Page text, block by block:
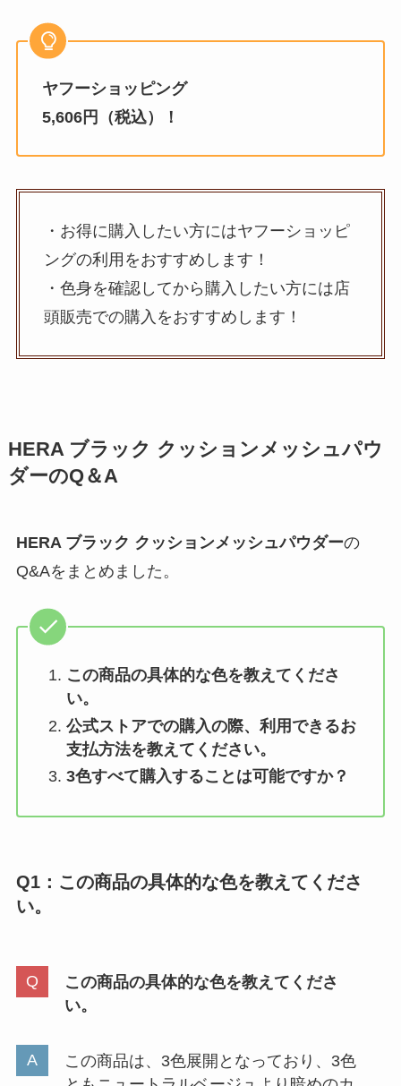
ヤフーショッピング
5,606円（税込）！
・お得に購入したい方にはヤフーショッピ
ングの利用をおすすめします！
・色身を確認してから購入したい方には店
頭販売での購入をおすすめします！
HERA ブラック クッションメッシュパウ
ダーのQ＆A
HERA ブラック クッションメッシュパウダーの
Q&Aをまとめました。
この商品の具体的な色を教えてくださ
い。
公式ストアでの購入の際、利用できるお
支払方法を教えてください。
3色すべて購入することは可能ですか？
Q1： この商品の具体的な色を教えてくださ
い。
この商品の具体的な色を教えてくださ
い。
この商品は、3色展開となっており、3色